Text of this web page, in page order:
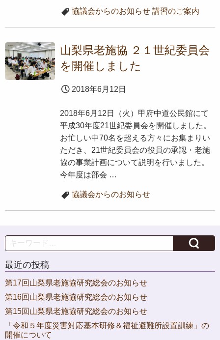
協議会からのお知らせ 講習のご案内
山梨県老施協 ２１世紀委員会
を開催しました
2018年6月12日
2018年6月12日（火）甲府中道公民館にて
平成30年度21世紀委員会を開催しました。
お忙しい中70名を超える方々にお集まりい
ただき、21世紀委員会の役員の承認・老施
協の事業計画について説明を行いました。
今年度は部会 …
協議会からのお知らせ
Search
最近の投稿
第17回山梨県老施協研究総会のお知らせ
第16回山梨県老施協研究総会のお知らせ
第15回山梨県老施協研究総会のお知らせ
「令和５年度災害対応基本研修＆福祉避難所設置訓練」の
開催について